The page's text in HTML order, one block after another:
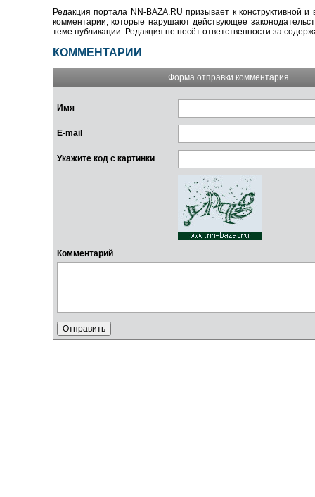
Редакция портала NN-BAZA.RU призывает к конструктивной
комментарии, которые нарушают действующее
теме публикации. Редакция не несёт ответственности за
КОММЕНТАРИИ
Форма отправки комментария
Имя
E-mail
Укажите код с картинки
Комментарий